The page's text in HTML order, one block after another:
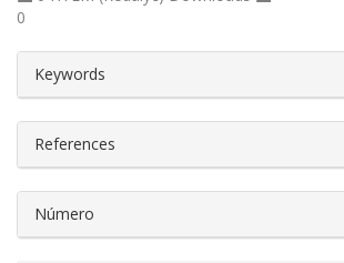
0
Keywords
References
Número